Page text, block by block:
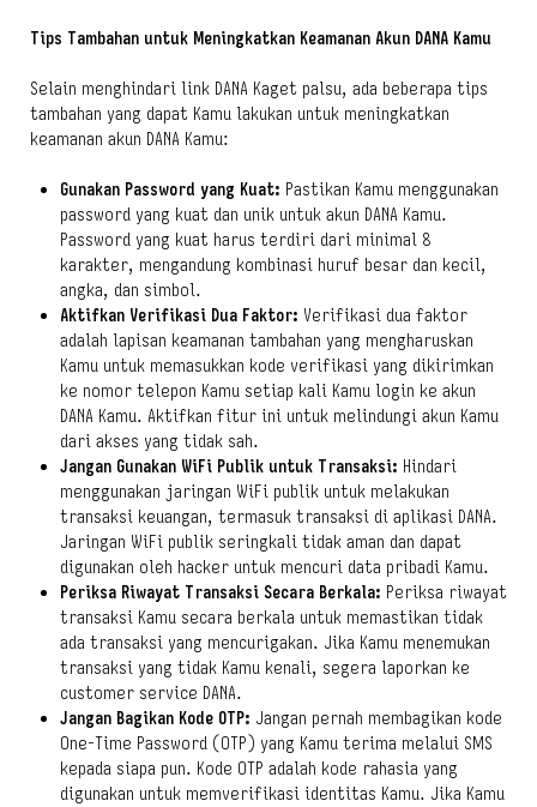
Tips Tambahan untuk Meningkatkan Keamanan Akun DANA Kamu
Selain menghindari link DANA Kaget palsu, ada beberapa tips
tambahan yang dapat Kamu lakukan untuk meningkatkan
keamanan akun DANA Kamu:
Gunakan Password yang Kuat: Pastikan Kamu menggunakan
password yang kuat dan unik untuk akun DANA Kamu.
Password yang kuat harus terdiri dari minimal 8
karakter, mengandung kombinasi huruf besar dan kecil,
angka, dan simbol.
Aktifkan Verifikasi Dua Faktor: Verifikasi dua faktor
adalah lapisan keamanan tambahan yang mengharuskan
Kamu untuk memasukkan kode verifikasi yang dikirimkan
ke nomor telepon Kamu setiap kali Kamu login ke akun
DANA Kamu. Aktifkan fitur ini untuk melindungi akun Kamu
dari akses yang tidak sah.
Jangan Gunakan WiFi Publik untuk Transaksi: Hindari
menggunakan jaringan WiFi publik untuk melakukan
transaksi keuangan, termasuk transaksi di aplikasi DANA.
Jaringan WiFi publik seringkali tidak aman dan dapat
digunakan oleh hacker untuk mencuri data pribadi Kamu.
Periksa Riwayat Transaksi Secara Berkala: Periksa riwayat
transaksi Kamu secara berkala untuk memastikan tidak
ada transaksi yang mencurigakan. Jika Kamu menemukan
transaksi yang tidak Kamu kenali, segera laporkan ke
customer service DANA.
Jangan Bagikan Kode OTP: Jangan pernah membagikan kode
One-Time Password (OTP) yang Kamu terima melalui SMS
kepada siapa pun. Kode OTP adalah kode rahasia yang
digunakan untuk memverifikasi identitas Kamu. Jika Kamu